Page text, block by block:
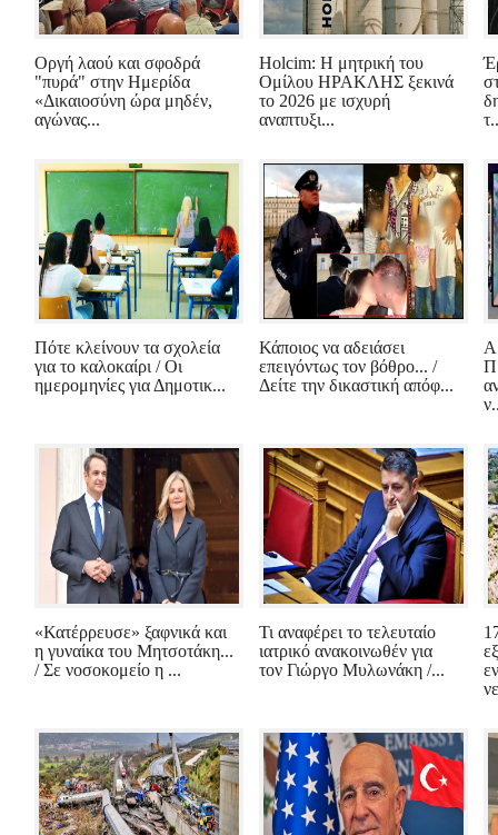
Οργή λαού και σφοδρά
"πυρά" στην Ημερίδα
«Δικαιοσύνη ώρα μηδέν,
αγώνας...
Holcim: Η μητρική του
Ομίλου ΗΡΑΚΛΗΣ ξεκινά
το 2026 με ισχυρή
αναπτυξι...
Πότε κλείνουν τα σχολεία
για το καλοκαίρι / Οι
ημερομηνίες για Δημοτικ...
Κάποιος να αδειάσει
επειγόντως τον βόθρο... /
Δείτε την δικαστική απόφ...
«Κατέρρευσε» ξαφνικά και
η γυναίκα του Μητσοτάκη...
/ Σε νοσοκομείο η ...
Τι αναφέρει το τελευταίο
ιατρικό ανακοινωθέν για
τον Γιώργο Μυλωνάκη /...